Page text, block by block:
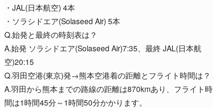
・JAL(日本航空) 4本
・ソラシドエア(Solaseed Air) 5本
Q.始発と最終の時刻表は？
A.始発 ソラシドエア(Solaseed Air)7:35、最終 JAL(日本航
空)20:15
Q.羽田空港(東京)発→熊本空港着の距離とフライト時間は？
A.羽田から熊本までの路線の距離は870kmあり、フライト時
間は1時間45分～1時間50分かかります。